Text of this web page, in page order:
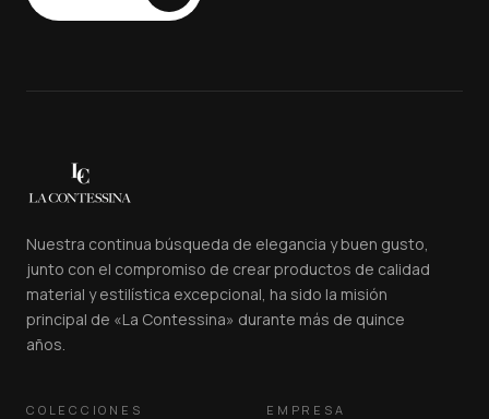
Nuestra continua búsqueda de elegancia y buen gusto,
junto con el compromiso de crear productos de calidad
material y estilística excepcional, ha sido la misión
principal de «La Contessina» durante más de quince
años.
COLECCIONES EMPRESA